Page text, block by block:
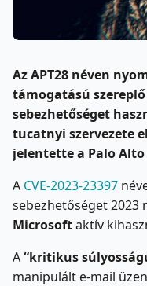
Az APT28 néven
támogatású
sebezhetőséget
tucatnyi szervezete
jelentette a Palo
A CVE-2023-23397
sebezhetőséget 2023
Microsoftaktív
A“kritikus
manipulált e-mail